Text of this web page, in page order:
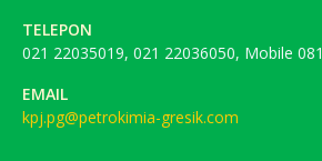
TELEPON
021 22035019, 021 22036050, Mobile
EMAIL
kpj.pg@petrokimia-gresik.com